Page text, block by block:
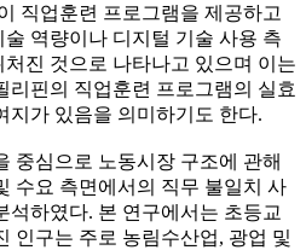
직업훈련 프로그램을 제공하고
역량이나 디지털 기술 사용 측
진 것으로 나타나고 있으며 이는
리핀의 직업훈련 프로그램의 실효
지가 있음을 의미하기도 한다.
중심으로 노동시장 구조에 관해
수요 측면에서의 직무 불일치 사
석하였다. 본 연구에서는 초등교
인구는 주로 농림수산업, 광업 및